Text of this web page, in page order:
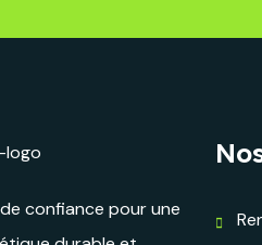
confiance pour une